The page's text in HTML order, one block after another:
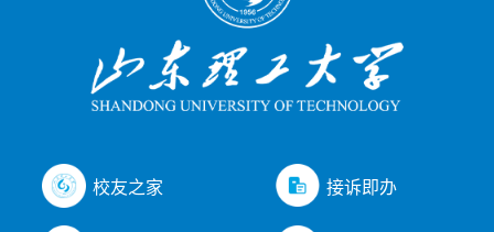
校友之家 接诉即办